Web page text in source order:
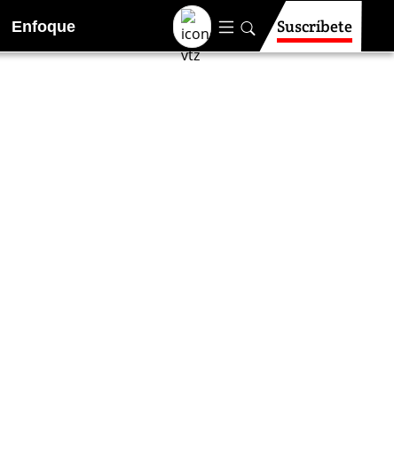
Enfoque Suscríbete